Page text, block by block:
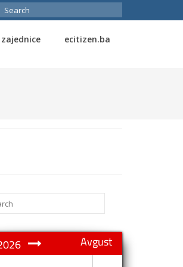
ecitizen.ba
Avgust